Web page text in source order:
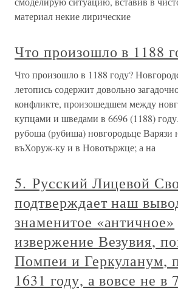
материал некие лирические
Что произошло в 1188
Что произошло в 1188 году?
летопись содержит довольно
конфликте, произошедшем между
купцами и шведами в 6696 (1188)
рубоша (рубиша) новгородьце Варязи
въХоруж-ку и в Новотьржце; а на
5. Русский Лицевой
подтверждает наш
знаменитое «античное»
извержение Везувия,
Помпеи и Геркуланум,
1631 году, а вовсе не в